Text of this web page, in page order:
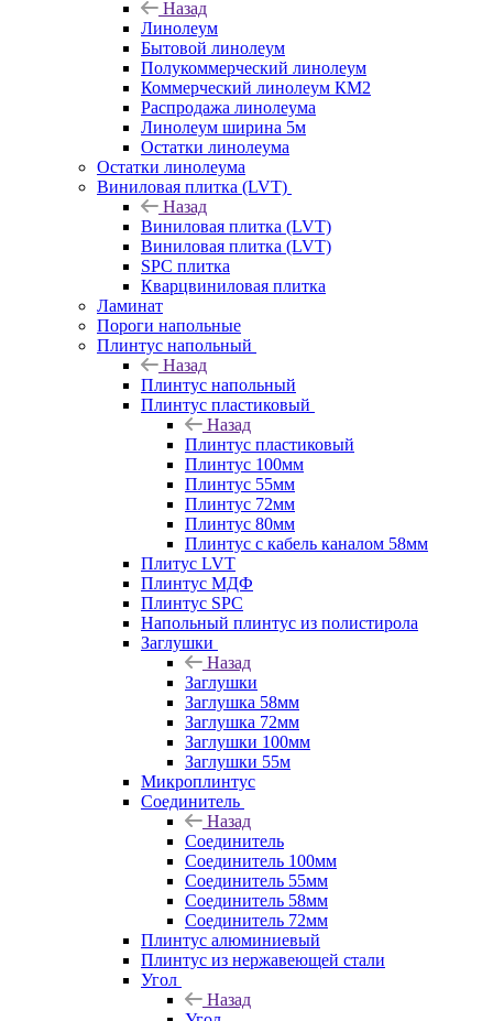
Назад
Линолеум
Бытовой линолеум
Полукоммерческий линолеум
Коммерческий линолеум КМ2
Распродажа линолеума
Линолеум ширина 5м
Остатки линолеума
Остатки линолеума
Виниловая плитка (LVT)
Назад
Виниловая плитка (LVT)
Виниловая плитка (LVT)
SPC плитка
Кварцвиниловая плитка
Ламинат
Пороги напольные
Плинтус напольный
Назад
Плинтус напольный
Плинтус пластиковый
Назад
Плинтус пластиковый
Плинтус 100мм
Плинтус 55мм
Плинтус 72мм
Плинтус 80мм
Плинтус с кабель каналом 58мм
Плитус LVT
Плинтус МДФ
Плинтус SPC
Напольный плинтус из полистирола
Заглушки
Назад
Заглушки
Заглушка 58мм
Заглушка 72мм
Заглушки 100мм
Заглушки 55м
Микроплинтус
Соединитель
Назад
Соединитель
Соединитель 100мм
Соединитель 55мм
Соединитель 58мм
Соединитель 72мм
Плинтус алюминиевый
Плинтус из нержавеющей стали
Угол
Назад